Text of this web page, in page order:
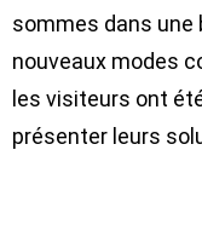
sommes dans une
nouveaux modes
les visiteurs ont
présenter leurs